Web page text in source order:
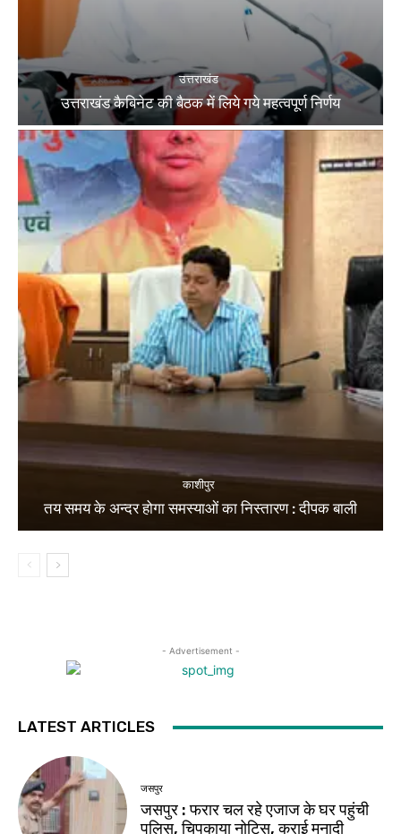
उत्तराखंड
उत्तराखंड कैबिनेट की बैठक में लिये गये महत्वपूर्ण निर्णय
काशीपुर
तय समय के अन्दर होगा समस्याओं का निस्तारण : दीपक बाली
- Advertisement -
LATEST ARTICLES
जसपुर
जसपुर : फरार चल रहे एजाज के घर पहुंची
पुलिस, चिपकाया नोटिस, कराई मुनादी